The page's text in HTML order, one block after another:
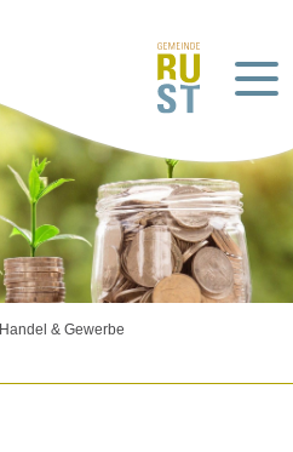
Handel & Gewerbe